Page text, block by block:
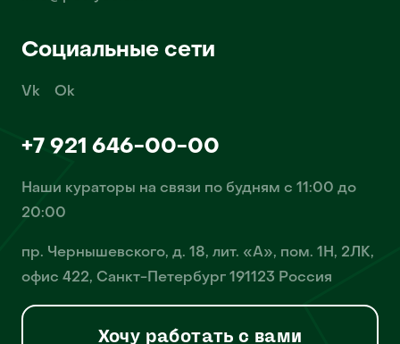
Социальные сети
Vk Ok
+7 921 646-00-00
Наши кураторы на связи по будням с 11:00 до
20:00
пр. Чернышевского, д. 18, лит. «А», пом. 1Н, 2ЛК,
офис 422, Санкт-Петербург 191123 Россия
Хочу работать с вами